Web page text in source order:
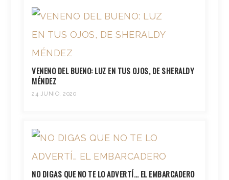
VENENO DEL BUENO: LUZ EN TUS OJOS, DE SHERALDY
MÉNDEZ
24 JUNIO, 2020
NO DIGAS QUE NO TE LO ADVERTÍ… EL EMBARCADERO